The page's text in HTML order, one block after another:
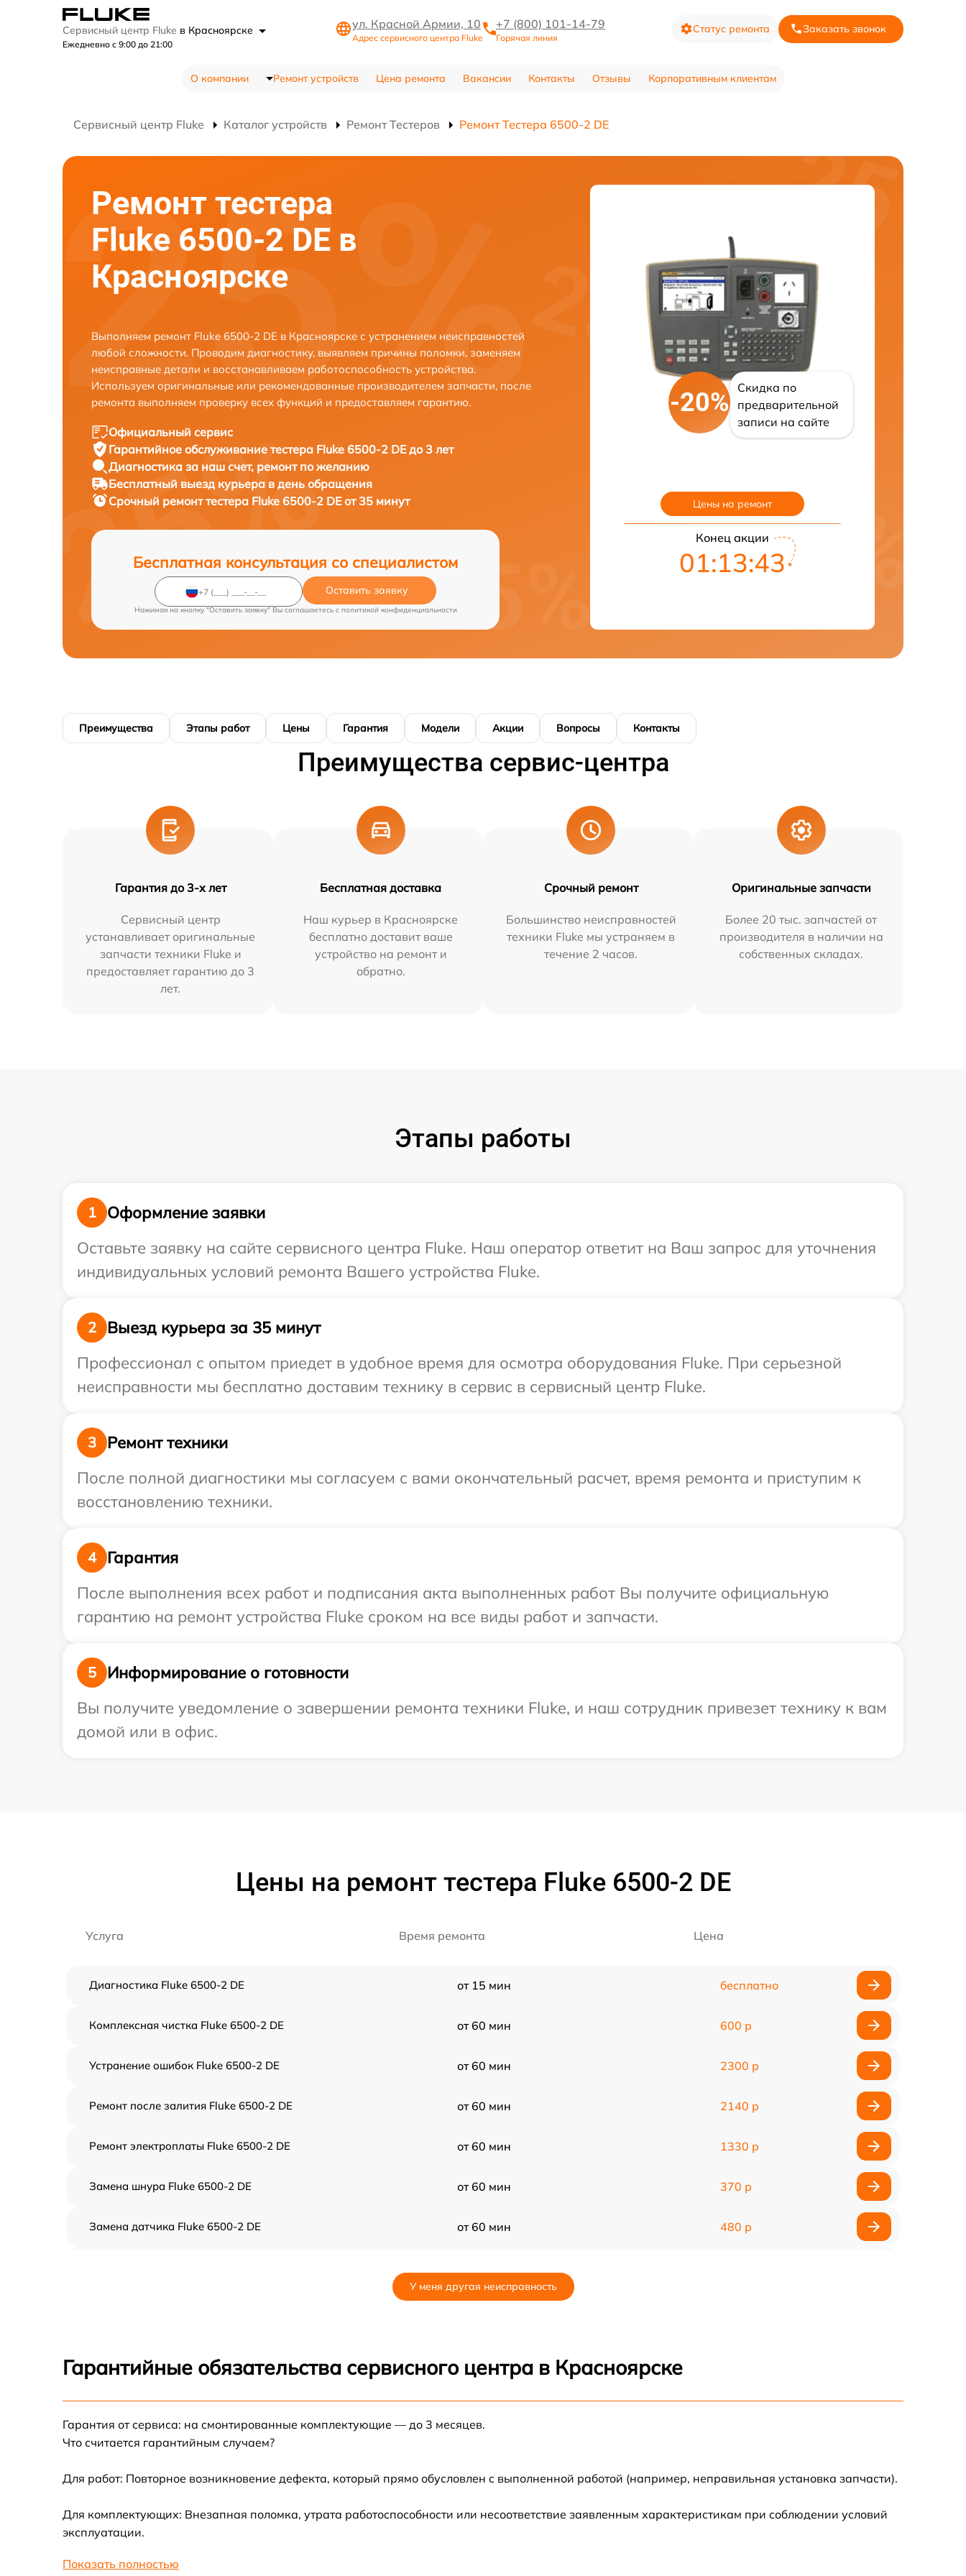
Сервисный центр Fluke в Красноярске
Ежедневно с 9:00 до 21:00
ул. Красной Армии, 10
Адрес сервисного центра Fluke
+7 (800) 101-14-79
Горячая линия
Статус ремонта Заказать звонок
О компании Ремонт устройств Цена ремонта Вакансии Контакты Отзывы Корпоративным клиентам
Сервисный центр Fluke Каталог устройств Ремонт Тестеров Ремонт Тестера 6500-2 DE
Ремонт тестера
Fluke 6500-2 DE в
Красноярске
Выполняем ремонт Fluke 6500-2 DE в Красноярске с устранением неисправностей
любой сложности. Проводим диагностику, выявляем причины поломки, заменяем
неисправные детали и восстанавливаем работоспособность устройства.
Используем оригинальные или рекомендованные производителем запчасти, после
ремонта выполняем проверку всех функций и предоставляем гарантию.
Официальный сервис
Гарантийное обслуживание тестера Fluke 6500-2 DE до 3 лет
Диагностика за наш счет, ремонт по желанию
Бесплатный выезд курьера в день обращения
Срочный ремонттестера Fluke 6500-2 DE от 35 минут
Бесплатная консультация со специалистом
Оставить заявку
Нажимая на кнопку "Оставить заявку" Вы соглашаетесь c политикой конфиденциальности
-20%
Скидка по
предварительной
записи на сайте
Цены на ремонт
Конец акции
01:13:42
Преимущества Этапы работ Цены Гарантия Модели Акции Вопросы Контакты
Преимущества сервис-центра
Гарантия до 3-х лет
Сервисный центр
устанавливает оригинальные
запчасти техники Fluke и
предоставляет гарантию до 3
лет.
Бесплатная доставка
Наш курьер в Красноярске
бесплатно доставит ваше
устройство на ремонт и
обратно.
Срочный ремонт
Большинство неисправностей
техники Fluke мы устраняем в
течение 2 часов.
Оригинальные запчасти
Более 20 тыс. запчастей от
производителя в наличии на
собственных складах.
Этапы работы
1
Оформление заявки
Оставьте заявку на сайте сервисного центра Fluke. Наш оператор ответит на Ваш запрос для уточнения
индивидуальных условий ремонта Вашего устройства Fluke.
2
Выезд курьера за 35 минут
Профессионал с опытом приедет в удобное время для осмотра оборудования Fluke. При серьезной
неисправности мы бесплатно доставим технику в сервис в сервисный центр Fluke.
3
Ремонт техники
После полной диагностики мы согласуем с вами окончательный расчет, время ремонта и приступим к
восстановлению техники.
4
Гарантия
После выполнения всех работ и подписания акта выполненных работ Вы получите официальную
гарантию на ремонт устройства Fluke сроком на все виды работ и запчасти.
5
Информирование о готовности
Вы получите уведомление о завершении ремонта техники Fluke, и наш сотрудник привезет технику к вам
домой или в офис.
Цены на ремонт тестера Fluke 6500-2 DE
Услуга Время ремонта Цена
Диагностика Fluke 6500-2 DE от 15 мин бесплатно
Комплексная чистка Fluke 6500-2 DE от 60 мин 600 р
Устранение ошибок Fluke 6500-2 DE от 60 мин 2300 р
Ремонт после залития Fluke 6500-2 DE от 60 мин 2140 р
Ремонт электроплаты Fluke 6500-2 DE от 60 мин 1330 р
Замена шнура Fluke 6500-2 DE от 60 мин 370 р
Замена датчика Fluke 6500-2 DE от 60 мин 480 р
Модернизация Fluke 6500-2 DE от 60 мин
У меня другая неисправность
Гарантийные обязательства сервисного центра в Красноярске
Гарантия от сервиса: на смонтированные комплектующие — до 3 месяцев.
Что считается гарантийным случаем?
Для работ: Повторное возникновение дефекта, который прямо обусловлен с выполненной работой (например, неправильная установка запчасти).
Для комплектующих: Внезапная поломка, утрата работоспособности или несоответствие заявленным характеристикам при соблюдении условий
эксплуатации.
Показать полностью